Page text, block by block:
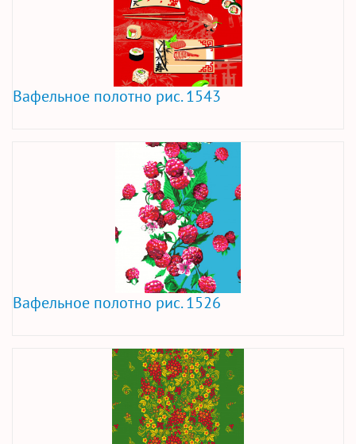
Вафельное полотно рис. 1543
Вафельное полотно рис. 1526